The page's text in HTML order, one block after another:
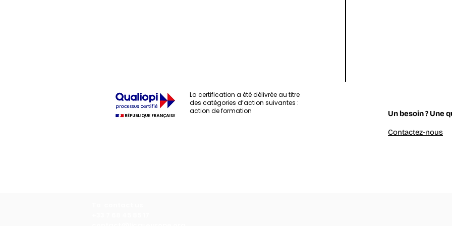
La certification a été délivrée au titre
des catégories d’action suivantes :
action de formation
Un besoin ? Une
Contactez-nous